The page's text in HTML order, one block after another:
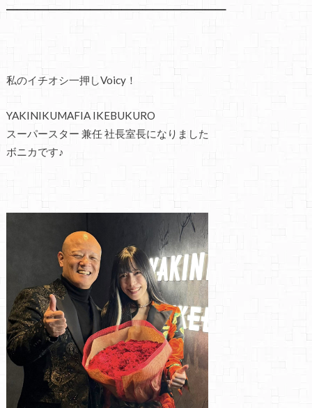
━━━━━━━━━━━━━━━━━━━━━
私のイチオシ一押しVoicy！
YAKINIKUMAFIA IKEBUKURO
スーパースター 兼任 社長室長になりました
ボニカです♪